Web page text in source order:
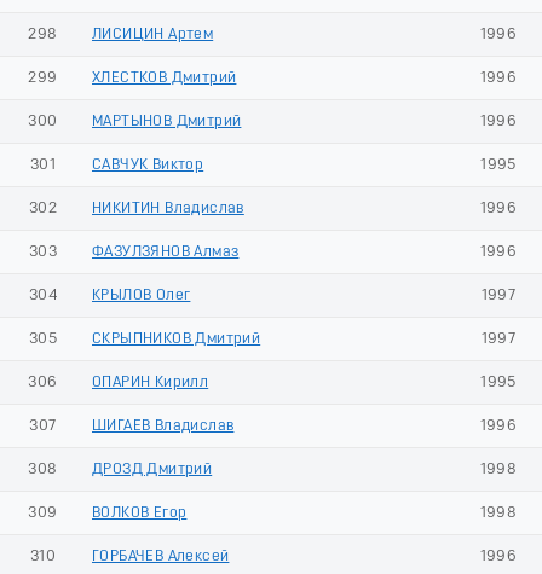
298 ЛИСИЦИН Артем 1996
299 ХЛЕСТКОВ Дмитрий 1996
300 МАРТЫНОВ Дмитрий 1996
301 САВЧУК Виктор 1995
302 НИКИТИН Владислав 1996
303 ФАЗУЛЗЯНОВ Алмаз 1996
304 КРЫЛОВ Олег 1997
305 СКРЫПНИКОВ Дмитрий 1997
306 ОПАРИН Кирилл 1995
307 ШИГАЕВ Владислав 1996
308 ДРОЗД Дмитрий 1998
309 ВОЛКОВ Егор 1998
310 ГОРБАЧЕВ Алексей 1996